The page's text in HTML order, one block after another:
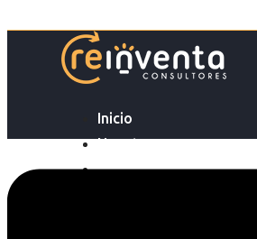
Inicio
Nosotras
Servicios